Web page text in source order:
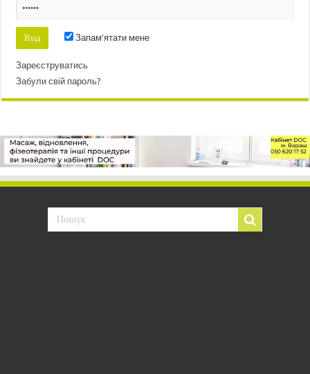
Запам'ятати мене
Зареєструватись
Забули свій пароль?